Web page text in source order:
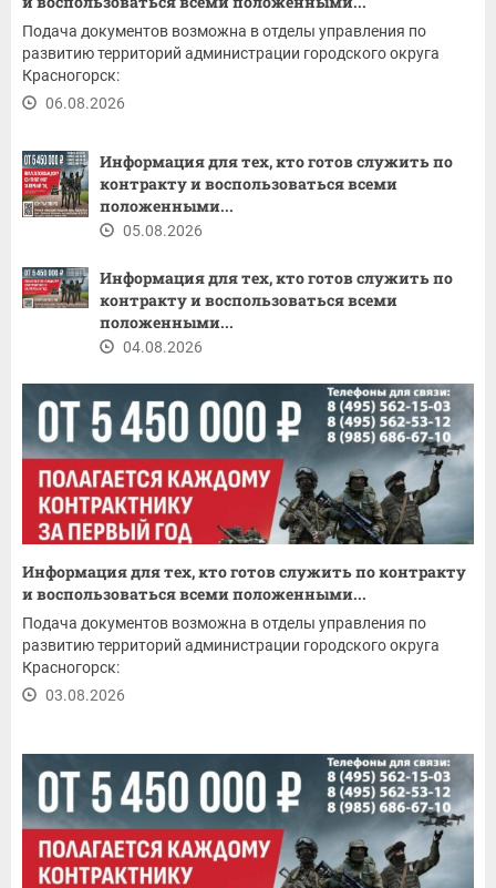
Подача документов возможна в отделы управления по
развитию территорий администрации городского округа
Красногорск:
06.08.2026
Информация для тех, кто готов служить по
контракту и воспользоваться всеми
положенными...
05.08.2026
Информация для тех, кто готов служить по
контракту и воспользоваться всеми
положенными...
04.08.2026
Информация для тех, кто готов служить по контракту
и воспользоваться всеми положенными...
Подача документов возможна в отделы управления по
развитию территорий администрации городского округа
Красногорск:
03.08.2026